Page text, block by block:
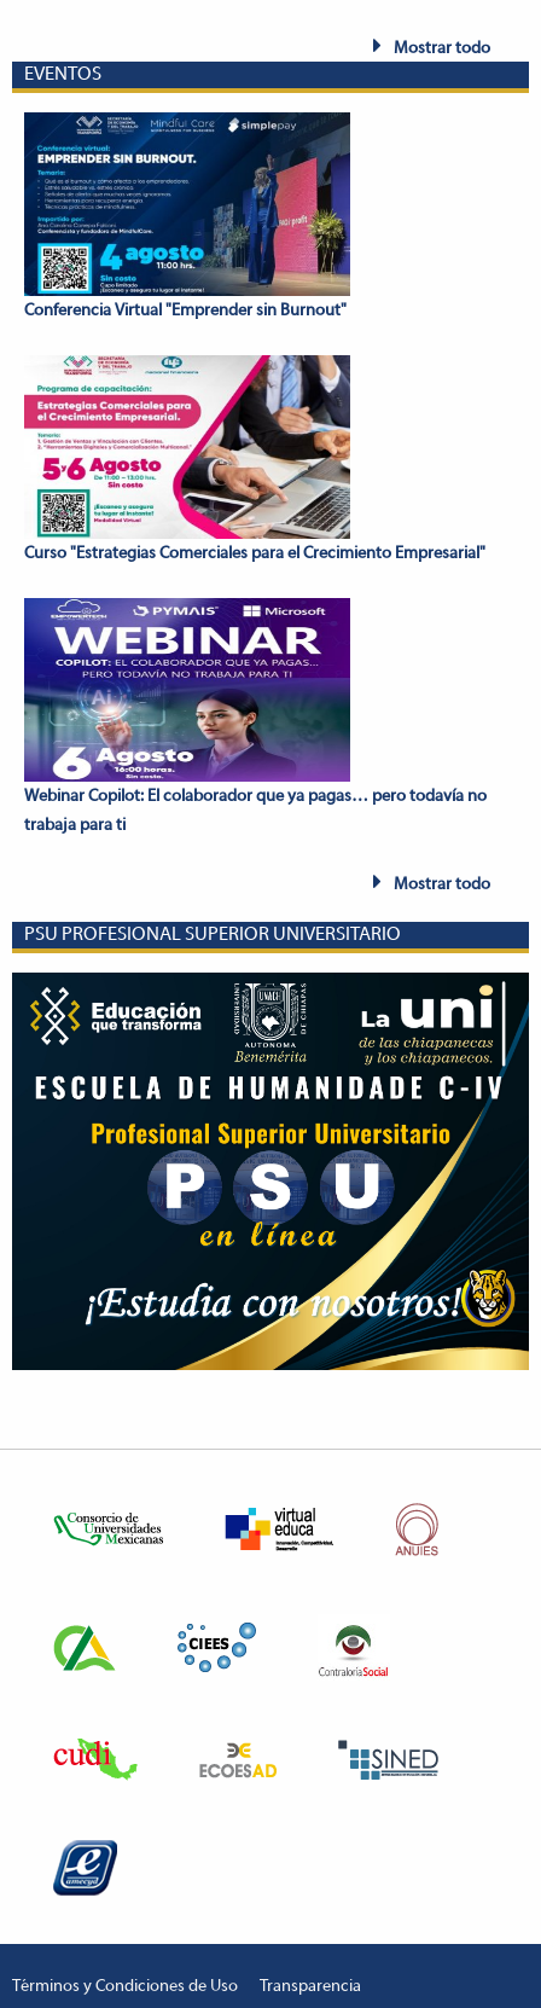
Mostrar todo
EVENTOS
Conferencia Virtual "Emprender sin Burnout"
Curso "Estrategias Comerciales para el Crecimiento Empresarial"
Webinar Copilot: El colaborador que ya pagas… pero todavía no
trabaja para ti
Mostrar todo
PSU PROFESIONAL SUPERIOR UNIVERSITARIO
Términos y Condiciones de Uso Transparencia